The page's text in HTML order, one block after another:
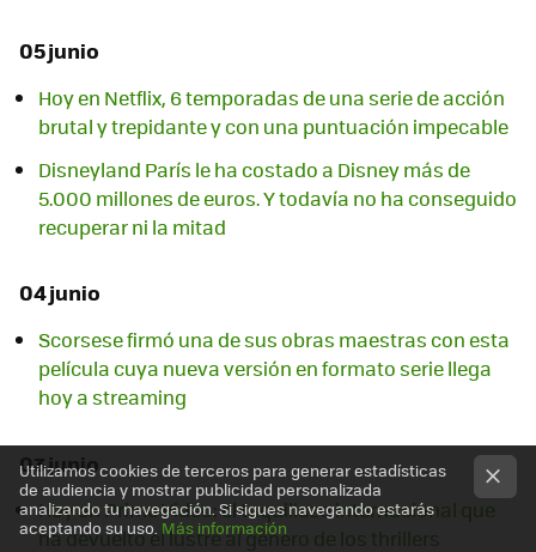
05 junio
Hoy en Netflix, 6 temporadas de una serie de acción
brutal y trepidante y con una puntuación impecable
Disneyland París le ha costado a Disney más de
5.000 millones de euros. Y todavía no ha conseguido
recuperar ni la mitad
04 junio
Scorsese firmó una de sus obras maestras con esta
película cuya nueva versión en formato serie llega
hoy a streaming
03 junio
Hoy en Prime Video: el taquillazo internacional que
ha devuelto el lustre al género de los thrillers
Utilizamos cookies de terceros para generar estadísticas
de audiencia y mostrar publicidad personalizada
analizando tu navegación. Si sigues navegando estarás
aceptando su uso. Más información